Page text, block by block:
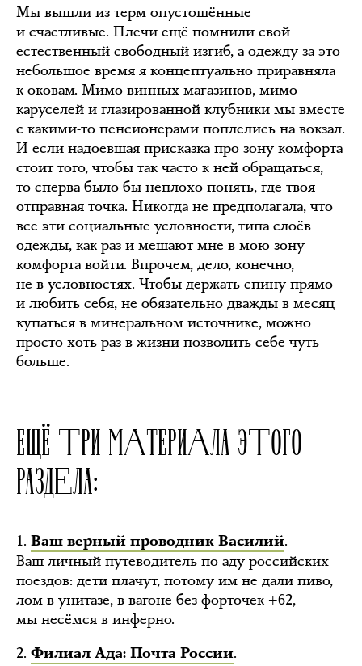
Мы вышли из терм опустошённые
и счастливые. Плечи ещё помнили свой
естественный свободный изгиб, а одежду за это
небольшое время я концептуально приравняла
к оковам. Мимо винных магазинов, мимо
каруселей и глазированной клубники мы вместе
с какими-то пенсионерами поплелись на вокзал.
И если надоевшая присказка про зону комфорта
стоит того, чтобы так часто к ней обращаться,
то сперва было бы неплохо понять, где твоя
отправная точка. Никогда не предполагала, что
все эти социальные условности, типа слоёв
одежды, как раз и мешают мне в мою зону
комфорта войти. Впрочем, дело, конечно,
не в условностях. Чтобы держать спину прямо
и любить себя, не обязательно дважды в месяц
купаться в минеральном источнике, можно
просто хоть раз в жизни позволить себе чуть
больше.
ЕЩЁ ТРИ МАТЕРИАЛА ЭТОГО
РАЗДЕЛА:
1. Ваш верный проводник Василий.
Ваш личный путеводитель по аду российских
поездов: дети плачут, потому им не дали пиво,
лом в унитазе, в вагоне без форточек +62,
мы несёмся в инферно.
2. Филиал Ада: Почта России.